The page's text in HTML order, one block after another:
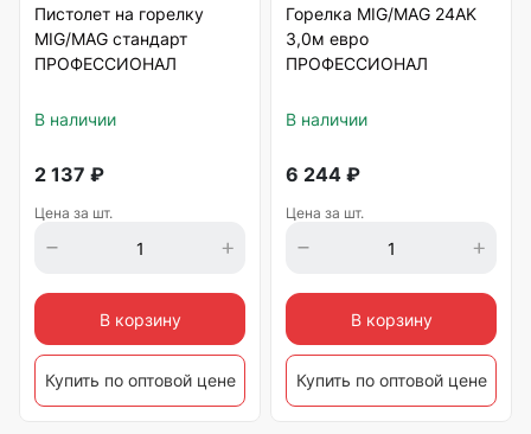
Пистолет на горелку
MIG/MAG стандарт
ПРОФЕССИОНАЛ
В наличии
2 137 ₽
Цена за шт.
В корзину
Купить по оптовой цене
Горелка MIG/MAG 24AK
3,0м евро
ПРОФЕССИОНАЛ
В наличии
6 244 ₽
Цена за шт.
В корзину
Купить по оптовой цене